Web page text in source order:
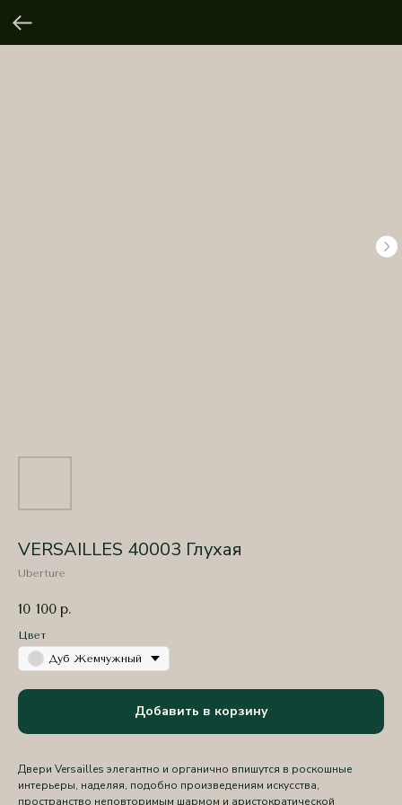
VERSAILLES 40003 Глухая
Uberture
10 100 р.
Цвет
Дуб Жемчужный
Добавить в корзину
Двери Versailles элегантно и органично впишутся в роскошные
интерьеры, наделяя, подобно произведениям искусства,
пространство неповторимым шармом и аристократической